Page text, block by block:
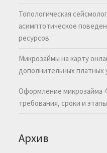
Топологическая
асимптотическое
ресурсов
Микрозаймы на карту
дополнительных платных
Оформление микрозайма
требования, сроки и этапы
Архив